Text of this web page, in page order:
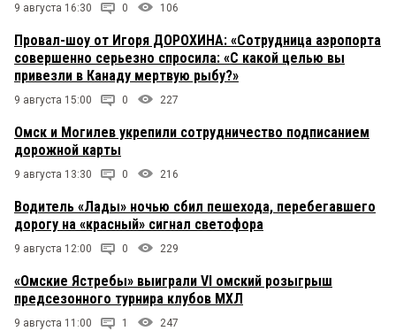
9 августа 16:30 0 106
Провал-шоу от Игоря ДОРОХИНА: «Сотрудница аэропорта
совершенно серьезно спросила: «С какой целью вы
привезли в Канаду мертвую рыбу?»
9 августа 15:00 0 227
Омск и Могилев укрепили сотрудничество подписанием
дорожной карты
9 августа 13:30 0 216
Водитель «Лады» ночью сбил пешехода, перебегавшего
дорогу на «красный» сигнал светофора
9 августа 12:00 0 229
«Омские Ястребы» выиграли VI омский розыгрыш
предсезонного турнира клубов МХЛ
9 августа 11:00 1 247